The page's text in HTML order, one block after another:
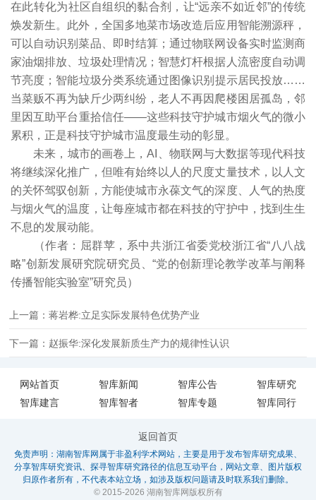
在此转化为社区自组织的黏合剂，让“远亲不如近邻”的传统
焕发新生。此外，全国多地菜市场改造后应用智能溯源秤，
可以自动识别菜品、即时结算；通过物联网设备实时监测商
家油烟排放、垃圾处理情况；智慧灯杆根据人流密度自动调
节亮度；智能垃圾分类系统通过图像识别提示居民投放……
当菜贩不再为缺斤少两纠纷，老人不再因爬楼困居孤岛，邻
里因互助平台重拾信任——这些科技守护城市烟火气的微小
累积，正是科技守护城市温度最生动的彰显。
未来，城市的画卷上，AI、物联网与大数据等现代科技
将继续深化推广，但唯有始终以人的尺度丈量技术，以人文
的关怀驾驭创新，方能使城市永葆文气的深度、人气的热度
与烟火气的温度，让每座城市都在科技的守护中，找到生生
不息的发展动能。
（作者：屈群苹，系中共浙江省委党校浙江省“八八战
略”创新发展研究院研究员、“党的创新理论教学改革与阐释
传播智能实验室”研究员）
上一篇：蒋岩桦:立足实际发展特色优势产业
下一篇：赵振华:深化发展新质生产力的规律性认识
网站首页 智库新闻 智库公告
智库研究
智库建言
智库智者 智库专题 智库同行
返回首页
免责声明：湖南智库网属于非盈利学术网站，主要是用于发布智库研究成果、
分享智库研究资讯、探寻智库研究路径的信息互动平台，网站文章、图片版权
归原作者所有，不代表本站立场，如涉及版权问题请及时联系我们删除。
© 2015-2026 湖南智库网版权所有